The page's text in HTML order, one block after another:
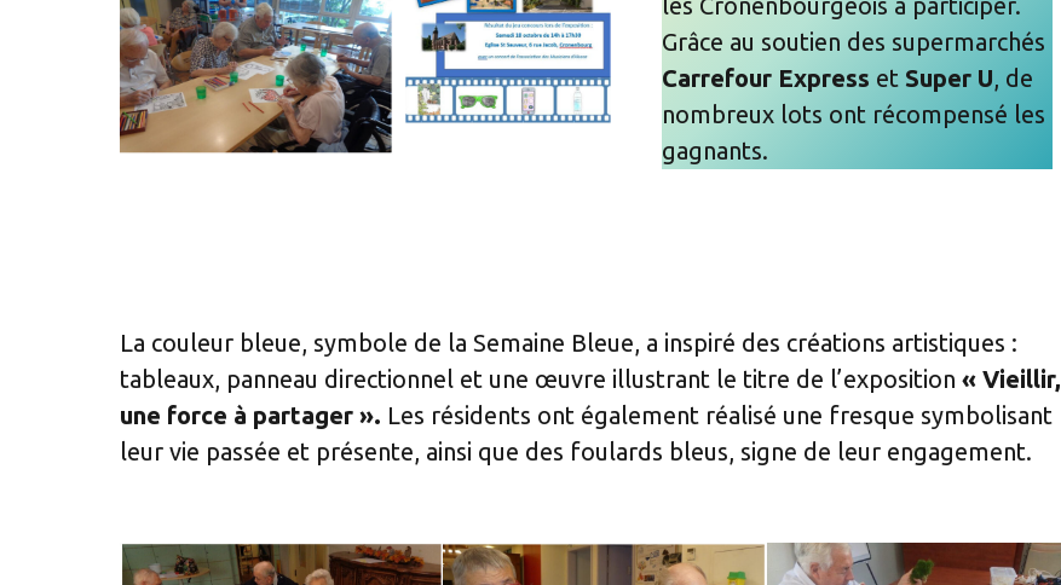
les Cronenbourgeois à participer.
Grâce au soutien des supermarchés
Carrefour Express et Super U, de
nombreux lots ont récompensé les
gagnants.
La couleur bleue, symbole de la Semaine Bleue, a inspiré des créations artistiques :
tableaux, panneau directionnel et une œuvre illustrant le titre de l’exposition « Vieillir,
une force à partager ». Les résidents ont également réalisé une fresque symbolisant
leur vie passée et présente, ainsi que des foulards bleus, signe de leur engagement.